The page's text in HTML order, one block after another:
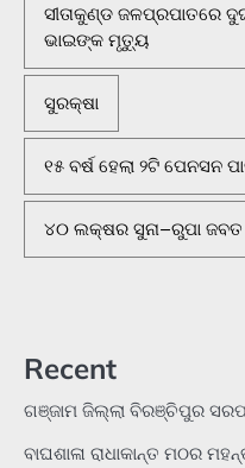
ସୀତାକୁଣ୍ଡ ଜଳପ୍ରପାତରେ
ଭାଇଙ୍କ ମୃତ୍ୟୁ
ସୁରକ୍ଷା
୧୫ ବର୍ଷ ହେଲା ୨ଟି
୪୦ ଲକ୍ଷର ସୁନା–ରୁପା ଜବତ
Recent
ଗଞ୍ଜାମ ଜିଲ୍ଲା ବିରଞ୍ଚିପୁର
ବାଘଶାଳା ରାଧାକାନ୍ତ ମଠର